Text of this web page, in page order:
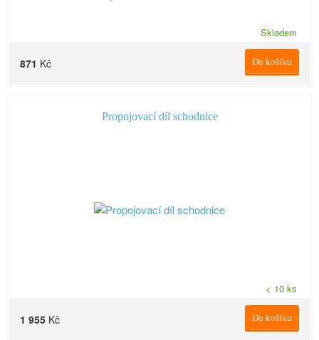
Skladem
Do košíku
871 Kč
Propojovací díl schodnice
< 10 ks
Do košíku
1 955 Kč